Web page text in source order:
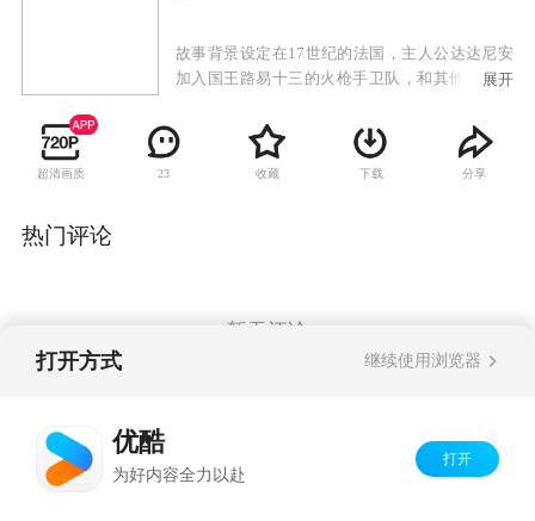
故事背景设定在17世纪的法国，主人公达达尼安
加入国王路易十三的火枪手卫队，和其他三个火
共同保护安娜王后，并抗击红衣主教黎塞留。
展开
超清画质 23 收藏 下载 分享
热门评论
暂无评论
打开方式 继续使用浏览器
优酷
为好内容全力以赴
打开